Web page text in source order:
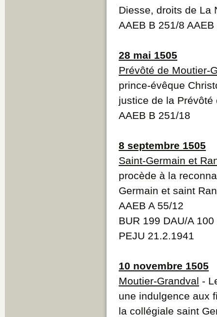
Diesse, droits de La
AAEB B 251/8
28 mai 1505
Prévôté de Moutier-
prince-évêque
justice de la
AAEB B 251/18
8 septembre 1505
Saint-Germain et
procède à la
Germain et saint
AAEB A 55/12
BUR 199 DAU/A
PEJU 21.2.1941
10 novembre 1505
Moutier-Grandval -
une indulgence aux
la collégiale saint